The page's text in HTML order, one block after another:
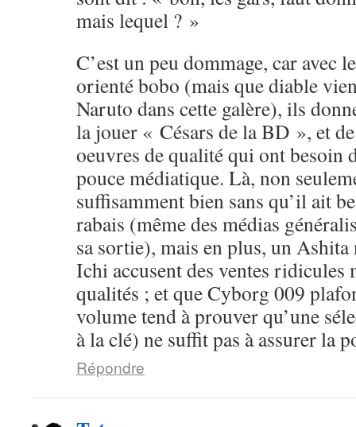
mais lequel ? »
C’est un peu dommage, car avec
orienté bobo (mais que diable
Naruto dans cette galère), ils
la jouer « Césars de la BD », et
oeuvres de qualité qui ont besoin
pouce médiatique. Là, non
suffisamment bien sans qu’il ait
rabais (même des médias
sa sortie), mais en plus, un
Ichi accusent des ventes ridicules
qualités ; et que Cyborg 009
volume tend à prouver qu’une
à la clé) ne suffit pas à assurer la
Répondre